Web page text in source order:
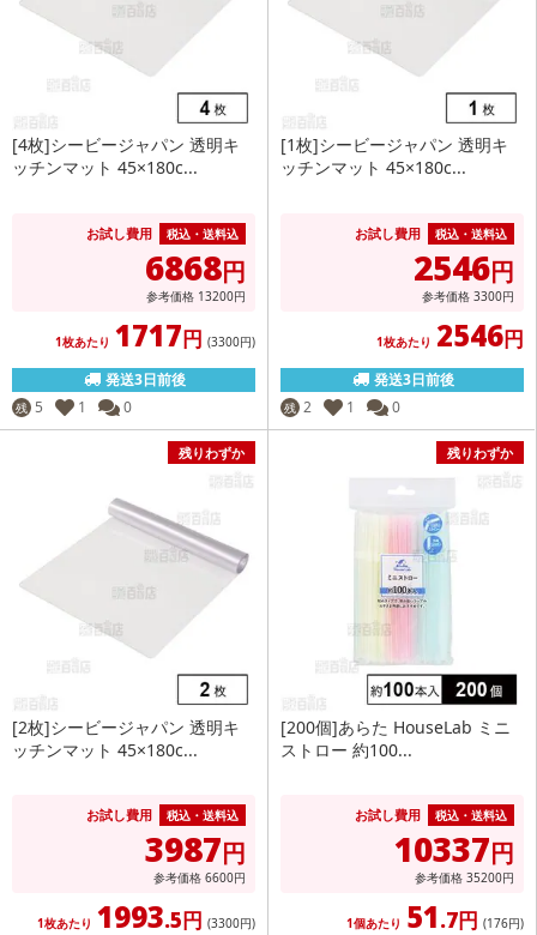
[4枚]シービージャパン 透明キ
ッチンマット 45×180c...
お試し費用 税込・送料込
6868円
参考価格 13200円
1枚あたり 1717円 (3300円)
発送3日前後
残 5 1 0
[1枚]シービージャパン 透明キ
ッチンマット 45×180c...
お試し費用 税込・送料込
2546円
参考価格 3300円
1枚あたり 2546円
発送3日前後
残 2 1 0
残りわずか
[2枚]シービージャパン 透明キ
ッチンマット 45×180c...
お試し費用 税込・送料込
3987円
参考価格 6600円
1枚あたり 1993.5円 (3300円)
残りわずか
[200個]あらた HouseLab ミニ
ストロー 約100...
お試し費用 税込・送料込
10337円
参考価格 35200円
1個あたり 51.7円 (176円)